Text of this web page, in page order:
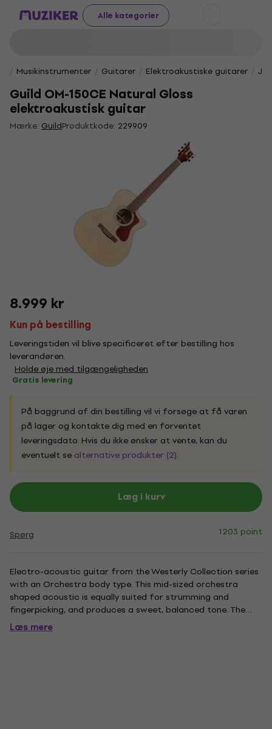
Alle kategorier
Musikinstrumenter Guitarer Elektroakustiske guitarer
Guild OM-150CE Natural Gloss
elektroakustisk guitar
Mærke: GuildProduktkode: 229909
8.999 kr
Kun på bestilling
Leveringstiden vil blive specificeret efter bestilling hos
leverandøren.
Holde øje med tilgængeligheden
Gratis levering
På baggrund af din bestilling vil vi forsøge at få varen
på lager og kontakte dig med en forventet
leveringsdato. Hvis du ikke ønsker at vente, kan du
eventuelt se alternative produkter (2).
Læg i kurv
Spørg 1203 point
Electro-acoustic guitar from the Westerly Collection series
with an Orchestra body type. This mid-sized orchestra
shaped acoustic is equally suited for strumming and
fingerpicking, and produces a sweet, balanced tone. The
perfect choice for the versatile musician, the OM-150
features a solid Sitka spruce top and solid Indian rosewood
Læs mere